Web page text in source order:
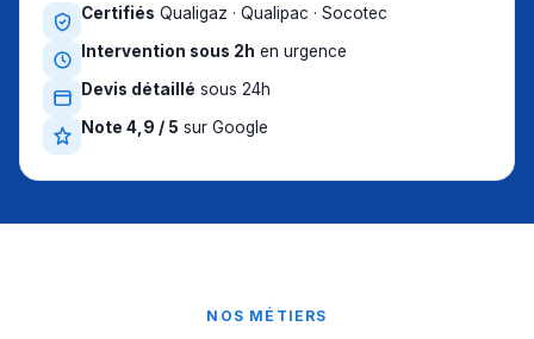
Certifiés Qualigaz · Qualipac · Socotec
Intervention sous 2h en urgence
Devis détaillé sous 24h
Note 4,9 / 5 sur Google
NOS MÉTIERS